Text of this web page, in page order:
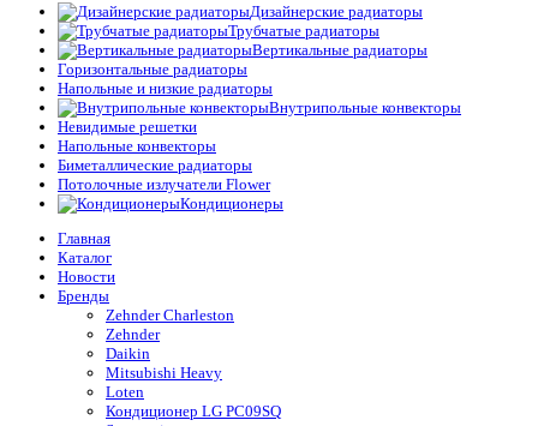
Дизайнерские радиаторы
Трубчатые радиаторы
Вертикальные радиаторы
Горизонтальные радиаторы
Напольные и низкие радиаторы
Внутрипольные конвекторы
Невидимые решетки
Напольные конвекторы
Биметаллические радиаторы
Потолочные излучатели Flower
Кондиционеры
Главная
Каталог
Новости
Бренды
Zehnder Charleston
Zehnder
Daikin
Mitsubishi Heavy
Loten
Кондиционер LG PC09SQ